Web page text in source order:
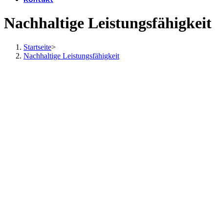
Nachhaltige Leistungsfähigkeit
Startseite>
Nachhaltige Leistungsfähigkeit